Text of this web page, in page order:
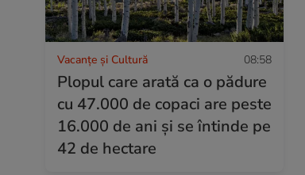
Vacanțe și Cultură 08:58
Plopul care arată ca o pădure
cu 47.000 de copaci are peste
16.000 de ani și se întinde pe
42 de hectare